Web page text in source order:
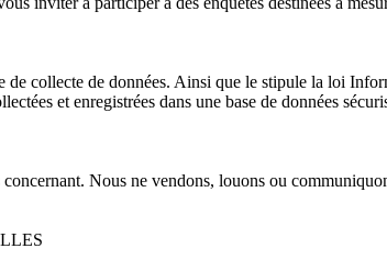
collecte de données. Ainsi que le stipule la loi
et enregistrées dans une base de données
Nous ne vendons, louons ou